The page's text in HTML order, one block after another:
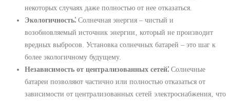
некоторых случаях даже полностью от нее отказаться.
Экологичность⁚ Солнечная энергия – чистый и
возобновляемый источник энергии‚ который не производит
вредных выбросов. Установка солнечных батарей – это шаг к
более экологичному будущему.
Независимость от централизованных сетей⁚ Солнечные
батареи позволяют частично или полностью отказаться от
зависимости от централизованных сетей электроснабжения‚ что